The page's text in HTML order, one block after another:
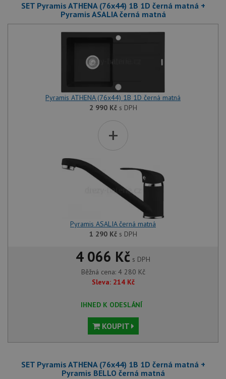
SET Pyramis ATHENA (76x44) 1B 1D černá matná +
Pyramis ASALIA černá matná
Pyramis ATHENA (76x44) 1B 1D černá matná
2 990 Kčs DPH
+
Pyramis ASALIA černá matná
1 290 Kčs DPH
4 066 Kč s DPH
Běžná cena: 4 280 Kč
Sleva: 214 Kč
IHNED K ODESLÁNÍ
KOUPIT
SET Pyramis ATHENA (76x44) 1B 1D černá matná +
Pyramis BELLO černá matná